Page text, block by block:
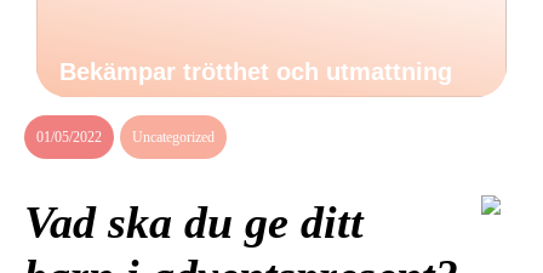
Bekämpar trötthet och utmattning
01/05/2022 Uncategorized
Vad ska du ge ditt